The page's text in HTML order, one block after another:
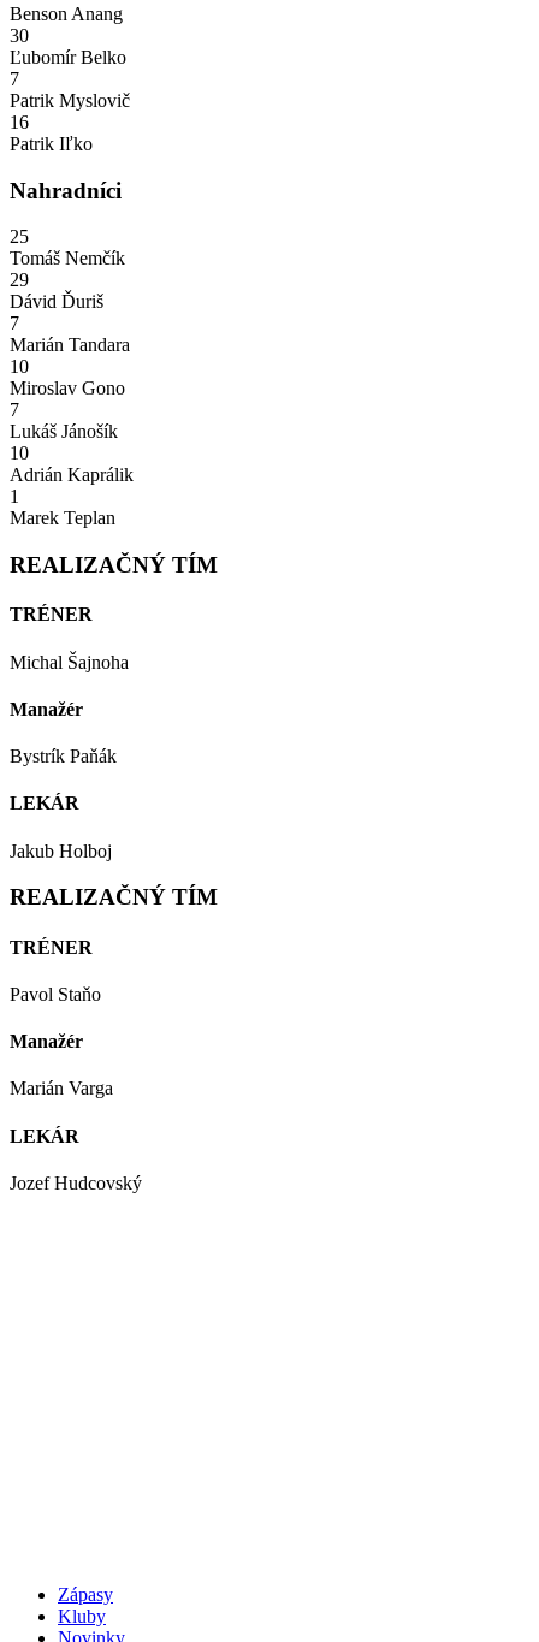
Benson Anang
30
Ľubomír Belko
7
Patrik Myslovič
16
Patrik Iľko
Nahradníci
25
Tomáš Nemčík
29
Dávid Ďuriš
7
Marián Tandara
10
Miroslav Gono
7
Lukáš Jánošík
10
Adrián Kaprálik
1
Marek Teplan
REALIZAČNÝ TÍM
TRÉNER
Michal Šajnoha
Manažér
Bystrík Paňák
LEKÁR
Jakub Holboj
REALIZAČNÝ TÍM
TRÉNER
Pavol Staňo
Manažér
Marián Varga
LEKÁR
Jozef Hudcovský
Zápasy
Kluby
Novinky